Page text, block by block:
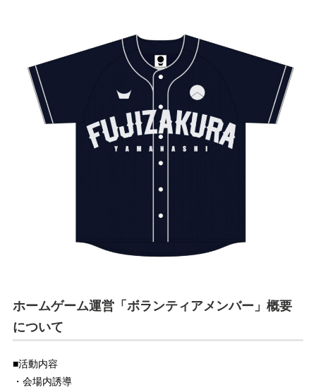
ホームゲーム運営「ボランティアメンバー」概要
について
■活動内容
・会場内誘導